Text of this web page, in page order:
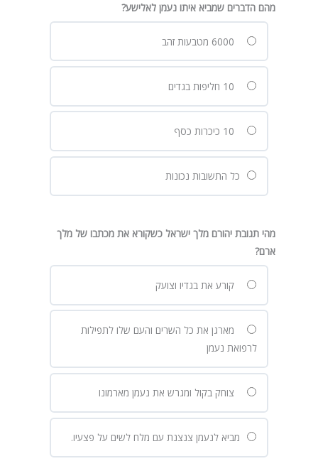
מהם הדברים שמביא איתו נעמן לאלישע?
כל התשובות נכונות
מהי תגובת יהורם מלך ישראל כשקורא את מכתבו של מלך
ארם?
קורע את בגדיו וצועק
מארגן את כל השרים והעם שלו לתפילות
לרפואת נעמן
צוחק בקול ומגרש את נעמן מארמונו
מביא לנעמן צנצנת עם מלח לשים על פצעיו.